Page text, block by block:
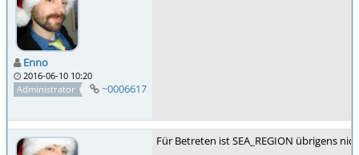
Enno
2016-06-10 10:20
Administrator
~0006617
Für Betreten ist SEA_REGION übrigens